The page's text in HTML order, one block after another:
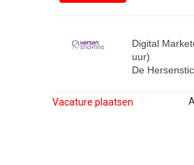
Digital
uur)
De
Vacature plaatsen